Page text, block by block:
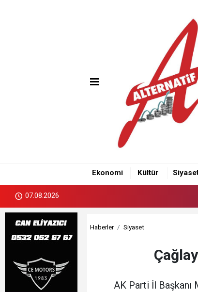
Ekonomi Kültür
07.08.2026
Haberler Siyaset
AK Parti İl Başkanı